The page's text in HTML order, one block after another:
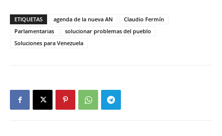
ETIQUETAS agenda de la nueva AN
Claudio Fermín
Parlamentarias
solucionar problemas del pueblo
Soluciones para Venezuela